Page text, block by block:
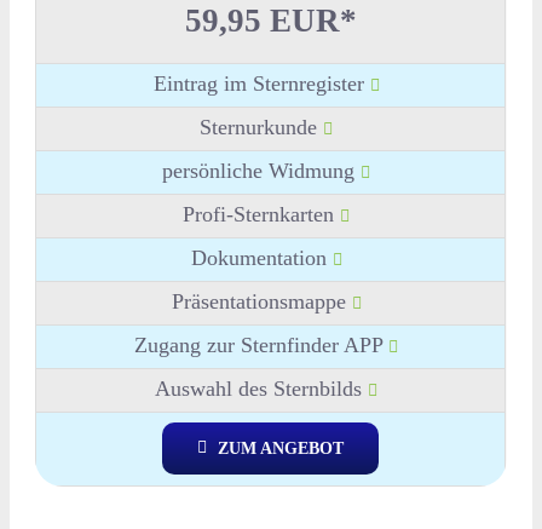
59,95 EUR*
Eintrag im Sternregister
Sternurkunde
persönliche Widmung
Profi-Sternkarten
Dokumentation
Präsentationsmappe
Zugang zur Sternfinder APP
Auswahl des Sternbilds
ZUM ANGEBOT